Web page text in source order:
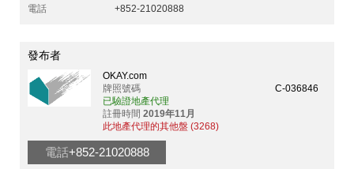
電話
+852-21020888
發布者
OKAY.com
牌照號碼
C-036846
已驗證地產代理
註冊時間 2019年11月
此地產代理的其他盤 (3268)
電話+852-21020888